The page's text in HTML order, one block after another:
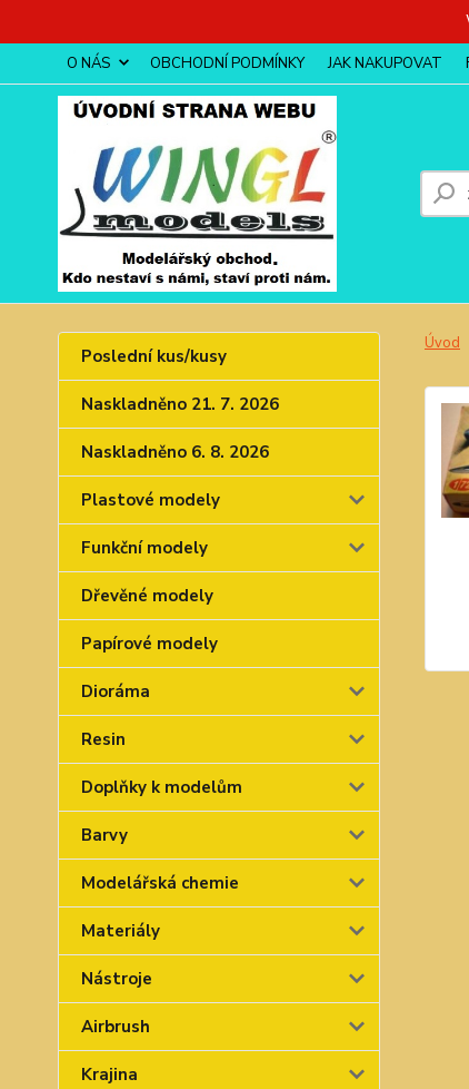
O NÁS OBCHODNÍ PODMÍNKY JAK NAKUPOVAT
Poslední kus/kusy
Naskladněno 21. 7. 2026
Naskladněno 6. 8. 2026
Plastové modely
Funkční modely
Dřevěné modely
Papírové modely
Dioráma
Resin
Doplňky k modelům
Barvy
Modelářská chemie
Materiály
Nástroje
Airbrush
Krajina
Úvod